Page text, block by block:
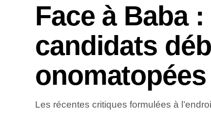
Face à Baba
candidats
onomatopées
Les récentes critiques formulées à